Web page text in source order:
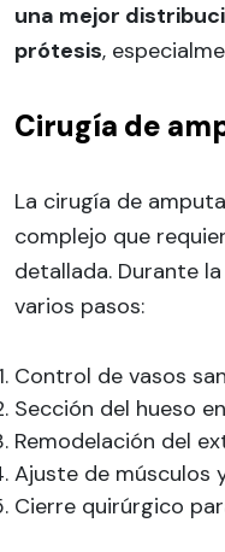
una mejor
prótesis,
Cirugía de
La cirugía de
complejo que
detallada. Durante
varios pasos:
Control de vasos
Sección del hueso
Remodelación del
Ajuste de músculos
Cierre quirúrgico